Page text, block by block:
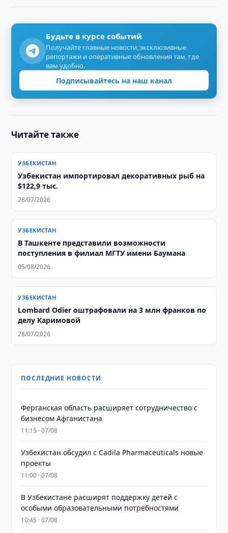
Будьте в курсе событий
Получайте главные новости, эксклюзивные
репортажи и оперативные обновления там, где
вам удобно.
Подписывайтесь на наш канал
Читайте также
УЗБЕКИСТАН
Узбекистан импортировал декоративных рыб на
$122,9 тыс.
28/07/2026
УЗБЕКИСТАН
В Ташкенте представили возможности
поступления в филиал МГТУ имени Баумана
05/08/2026
УЗБЕКИСТАН
Lombard Odier оштрафовали на 3 млн франков по
делу Каримовой
28/07/2026
ПОСЛЕДНИЕ НОВОСТИ
Ферганская область расширяет сотрудничество с
бизнесом Афганистана
11:15 · 07/08
Узбекистан обсудил с Cadila Pharmaceuticals новые
проекты
11:00 · 07/08
В Узбекистане расширят поддержку детей с
особыми образовательными потребностями
10:45 · 07/08